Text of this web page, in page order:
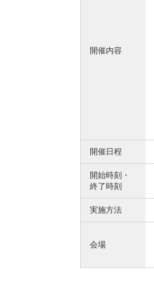
開催内容
開催日程
開始時刻・
終了時刻
実施方法
会場